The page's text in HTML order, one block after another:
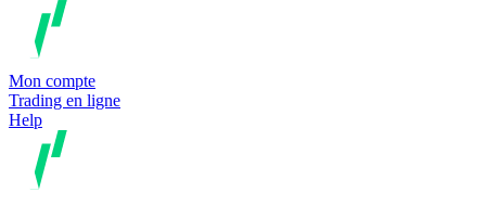
Mon compte
Trading en ligne
Help